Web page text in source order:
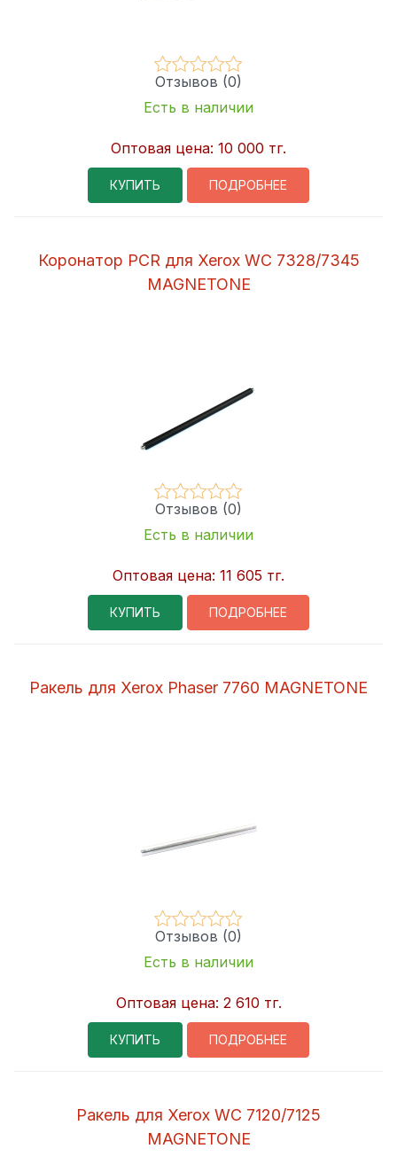
Отзывов (0)
Есть в наличии
Оптовая цена: 10 000 тг.
КУПИТЬ ПОДРОБНЕЕ
Коронатор PCR для Xerox WC 7328/7345
MAGNETONE
Отзывов (0)
Есть в наличии
Оптовая цена: 11 605 тг.
КУПИТЬ ПОДРОБНЕЕ
Ракель для Xerox Phaser 7760 MAGNETONE
Отзывов (0)
Есть в наличии
Оптовая цена: 2 610 тг.
КУПИТЬ ПОДРОБНЕЕ
Ракель для Xerox WC 7120/7125
MAGNETONE